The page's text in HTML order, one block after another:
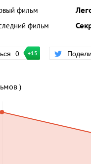
фильм
фильм
0 +15
)